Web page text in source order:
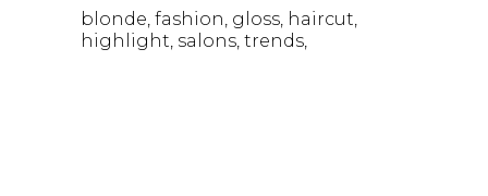
blonde fashion gloss haircut
highlight salons trends